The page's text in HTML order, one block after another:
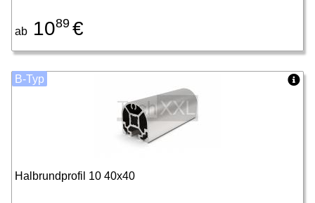
ab 1089 €
Halbrundprofil 10 40x40
B-Typ